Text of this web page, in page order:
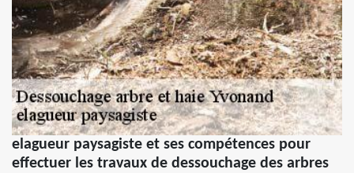
elagueur paysagiste et ses compétences pour
effectuer les travaux de dessouchage des arbres